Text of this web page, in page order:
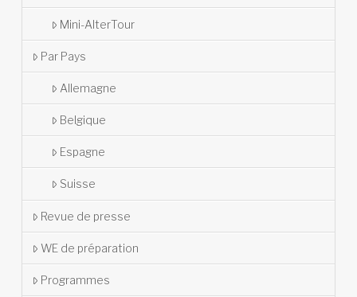
Mini-AlterTour
Par Pays
Allemagne
Belgique
Espagne
Suisse
Revue de presse
WE de préparation
Programmes